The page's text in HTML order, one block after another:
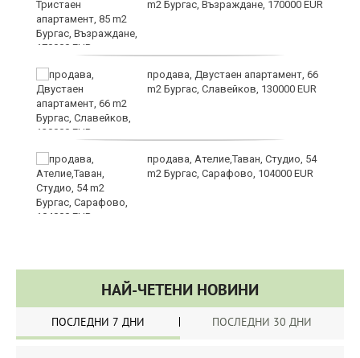
m2 Бургас, Възраждане, 170000 EUR
продава, Двустаен апартамент, 66
m2 Бургас, Славейков, 130000 EUR
продава, Ателие,Таван, Студио, 54
m2 Бургас, Сарафово, 104000 EUR
НАЙ-ЧЕТЕНИ НОВИНИ
ПОСЛЕДНИ 7 ДНИ ПОСЛЕДНИ 30 ДНИ